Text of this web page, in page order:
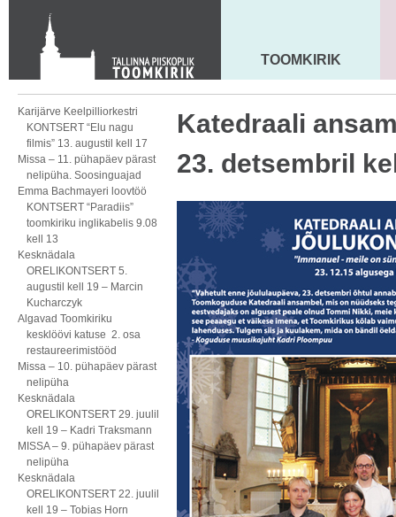
KONTAKT
Toom-Kooli 6, 10130 TALLINN
tallinna.toom@eelk.ee
MAARJA KIRIK
TOOMKIRIK
Karijärve Keelpilliorkestri
KONTSERT “Elu nagu
filmis” 13. augustil kell 17
Missa – 11. pühapäev pärast
nelipüha. Soosinguajad
Emma Bachmayeri loovtöö
KONTSERT “Paradiis”
toomkiriku inglikabelis 9.08
kell 13
Kesknädala
ORELIKONTSERT 5.
augustil kell 19 – Marcin
Kucharczyk
Algavad Toomkiriku
kesklöövi katuse 2. osa
restaureerimistööd
Missa – 10. pühapäev pärast
nelipüha
Kesknädala
ORELIKONTSERT 29. juulil
kell 19 – Kadri Traksmann
MISSA – 9. pühapäev pärast
nelipüha
Kesknädala
ORELIKONTSERT 22. juulil
kell 19 – Tobias Horn
Katedraali
23. detsembril